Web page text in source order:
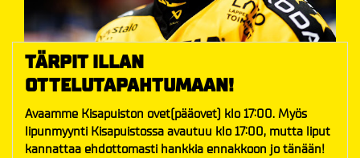
TÄRPIT ILLAN
OTTELUTAPAHTUMAAN!
Avaamme Kisapuiston ovet(pääovet) klo 17:00. Myös
lipunmyynti Kisapuistossa avautuu klo 17:00, mutta liput
kannattaa ehdottomasti hankkia ennakkoon jo tänään!